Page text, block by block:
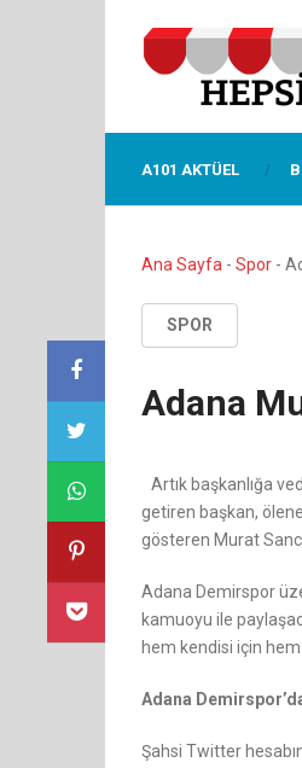
A101 AKTÜEL
Ana Sayfa - Spor -
SPOR
Adana
Artık başkanlığa
getiren başkan,
gösteren Murat
Adana Demirspor
kamuoyu ile
hem kendisi için
Adana
Şahsi Twitter